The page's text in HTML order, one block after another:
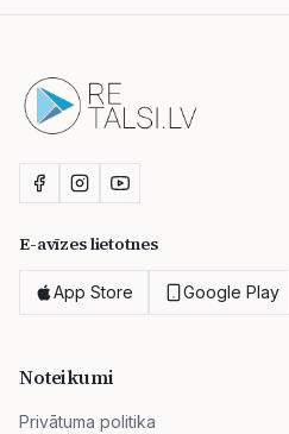
E-avīzes lietotnes
App Store Google Play
Noteikumi
Privātuma politika